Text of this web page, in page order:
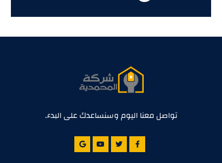
تواصل معنا اليوم وسنساعدك على البدء.